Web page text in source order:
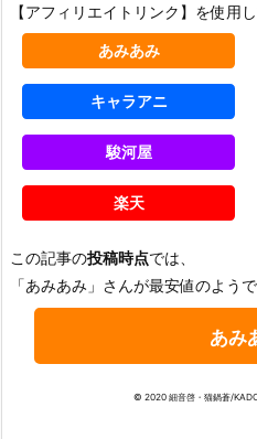
【アフィリエイトリンク】を使用
あみあみ
キャラアニ
駿河屋
楽天
この記事の投稿時点では、
「あみあみ」さんが最安値のようで
あみ
© 2020 細音啓・猫鍋蒼/